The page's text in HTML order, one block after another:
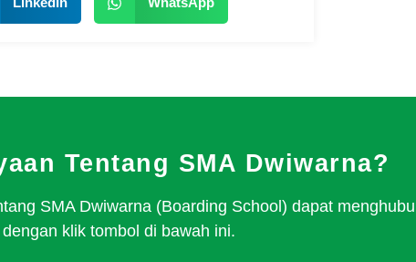
Tentang SMA Dwiwarna?
SMA Dwiwarna (Boarding School) dapat
dengan klik tombol di bawah ini.